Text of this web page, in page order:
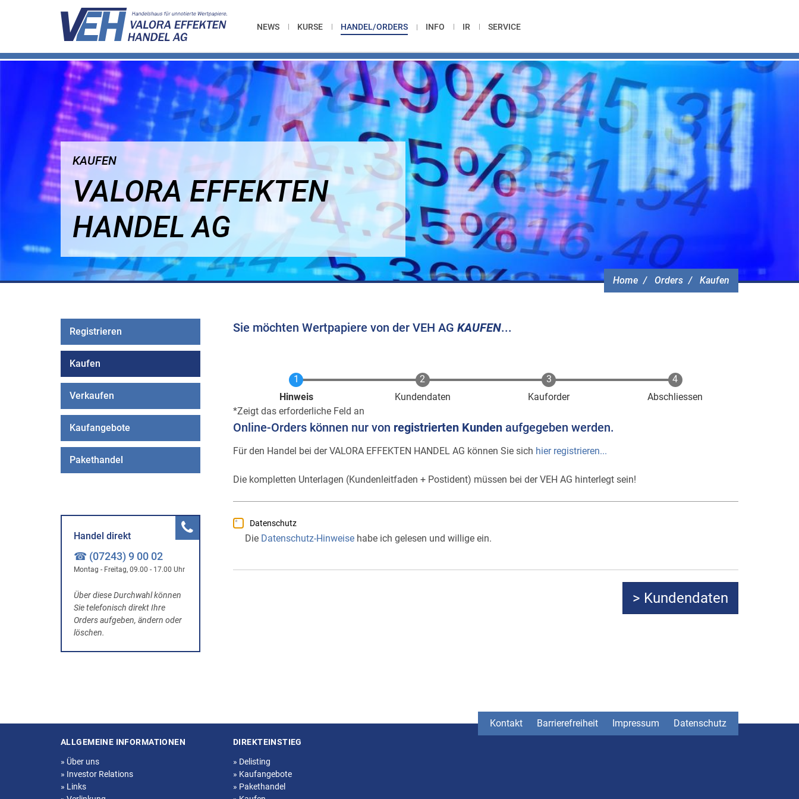
NEWS KURSE HANDEL/ORDERS INFO IR SERVICE
Home Orders Kaufen
KAUFEN
VALORA EFFEKTEN
HANDEL AG
Sie möchten Wertpapiere von der VEH AG KAUFEN...
Aktuell
Hinweis Kundendaten Kauforder
Abschliessen
Zeigt das erforderliche Feld an
Online-Orders können nur von registrierten Kunden aufgegeben werden.
Für den Handel bei der VALORA EFFEKTEN HANDEL AG können Sie sich hier registrieren...
Die kompletten Unterlagen (Kundenleitfaden + Postident) müssen bei der VEH AG hinterlegt sein!
Datenschutz
Die Datenschutz-Hinweise habe ich gelesen und willige ein.
Registrieren
Kaufen
Verkaufen
Kaufangebote
Pakethandel
Handel direkt
☎ (07243) 9 00 02
Montag - Freitag, 09.00 - 17.00 Uhr
Über diese Durchwahl können
Sie telefonisch direkt Ihre
Orders aufgeben, ändern oder
löschen.
Kontakt Barrierefreiheit Impressum Datenschutz
Seitenstruktur
ALLGEMEINE INFORMATIONEN
» Über uns
» Investor Relations
» Links
DIREKTEINSTIEG
» Delisting
» Kaufangebote
» Pakethandel